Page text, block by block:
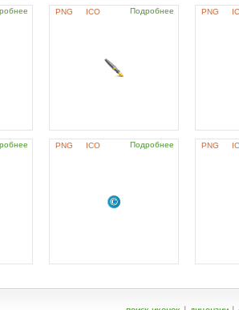
PNG ICO Подробнее PNG
PNG ICO Подробнее PNG